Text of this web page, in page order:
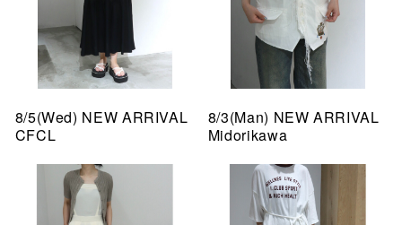
8/5(Wed) NEW ARRIVAL
CFCL
8/3(Man) NEW ARRIVAL
Midorikawa